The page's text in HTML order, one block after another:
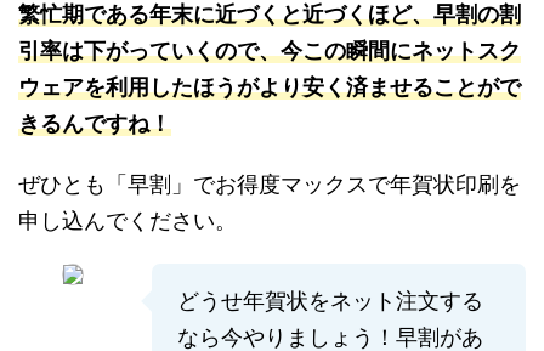
繁忙期である年末に近づくと近づくほど、早割の割
引率は下がっていくので、今この瞬間にネットスク
ウェアを利用したほうがより安く済ませることがで
きるんですね！
ぜひとも「早割」でお得度マックスで年賀状印刷を
申し込んでください。
どうせ年賀状をネット注文する
なら今やりましょう！早割があ